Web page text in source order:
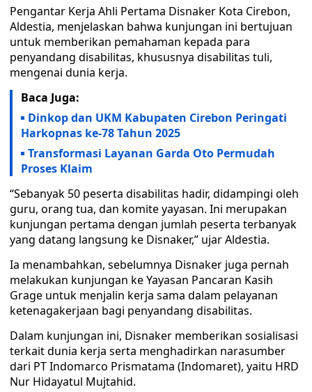
Pengantar Kerja Ahli Pertama Disnaker Kota Cirebon,
Aldestia, menjelaskan bahwa kunjungan ini bertujuan
untuk memberikan pemahaman kepada para
penyandang disabilitas, khususnya disabilitas tuli,
mengenai dunia kerja.
Baca Juga:
Dinkop dan UKM Kabupaten Cirebon Peringati
Harkopnas ke-78 Tahun 2025
Transformasi Layanan Garda Oto Permudah
Proses Klaim
“Sebanyak 50 peserta disabilitas hadir, didampingi oleh
guru, orang tua, dan komite yayasan. Ini merupakan
kunjungan pertama dengan jumlah peserta terbanyak
yang datang langsung ke Disnaker,” ujar Aldestia.
Ia menambahkan, sebelumnya Disnaker juga pernah
melakukan kunjungan ke Yayasan Pancaran Kasih
Grage untuk menjalin kerja sama dalam pelayanan
ketenagakerjaan bagi penyandang disabilitas.
Dalam kunjungan ini, Disnaker memberikan sosialisasi
terkait dunia kerja serta menghadirkan narasumber
dari PT Indomarco Prismatama (Indomaret), yaitu HRD
Nur Hidayatul Mujtahid.